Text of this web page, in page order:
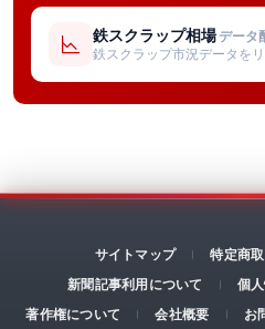
鉄スクラップ相場 データ
鉄スクラップ市況データを
サイトマップ
特定商
新聞記事利用について
個
著作権について
会社概要 お